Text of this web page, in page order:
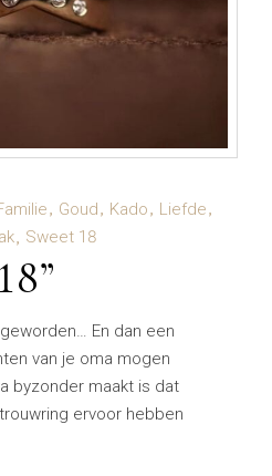
Goud Kado
Liefde
Sweet 18
En dan een
van je oma mogen
byzonder maakt is dat
ervoor hebben